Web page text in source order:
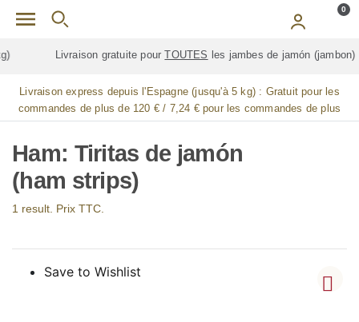
Skip to main content 0
Livraison gratuite pour TOUTESles jambes de jamón (jambon)
Livraison express depuis l'Espagne (jusqu'à 5 kg) : Gratuit pour les
commandes de plus de 120 € / 7,24 € pour les commandes de plus
de 90 € / 14,48 € pour les commandes de plus de 60 € / 21,72 € pour
les commandes de plus de 30 €
Ham: Tiritas de jamón
(ham strips)
1 result. Prix TTC.
Save to Wishlist